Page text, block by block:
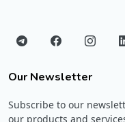
Our Newsletter
Subscribe to our
our products and